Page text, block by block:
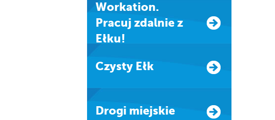
Workation.
Pracuj zdalnie z
Ełku!
Czysty Ełk
Drogi miejskie